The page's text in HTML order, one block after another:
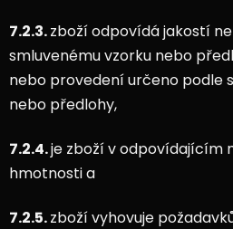
7.2.3.zboží odpovídá jakostí
smluvenému vzorku nebo
nebo provedení určeno podle
nebo předlohy,
7.2.4.je zboží v odpovídajícím
hmotnosti a
7.2.5.zboží vyhovuje